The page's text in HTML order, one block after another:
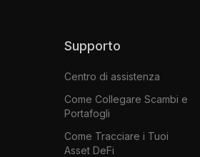
Supporto
Centro di assistenza
Come Collegare Scambi e
Portafogli
Come Tracciare i Tuoi
Asset DeFi